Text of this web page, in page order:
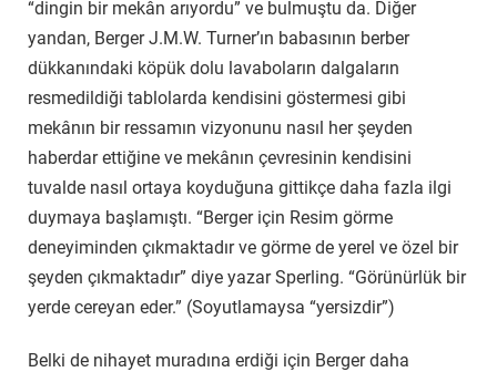
“dingin bir mekân arıyordu” ve bulmuştu da. Diğer
yandan, Berger J.M.W. Turner’ın babasının berber
dükkanındaki köpük dolu lavaboların dalgaların
resmedildiği tablolarda kendisini göstermesi gibi
mekânın bir ressamın vizyonunu nasıl her şeyden
haberdar ettiğine ve mekânın çevresinin kendisini
tuvalde nasıl ortaya koyduğuna gittikçe daha fazla ilgi
duymaya başlamıştı. “Berger için Resim görme
deneyiminden çıkmaktadır ve görme de yerel ve özel bir
şeyden çıkmaktadır” diye yazar Sperling. “Görünürlük bir
yerde cereyan eder.” (Soyutlamaysa “yersizdir”)
Belki de nihayet muradına erdiği için Berger daha